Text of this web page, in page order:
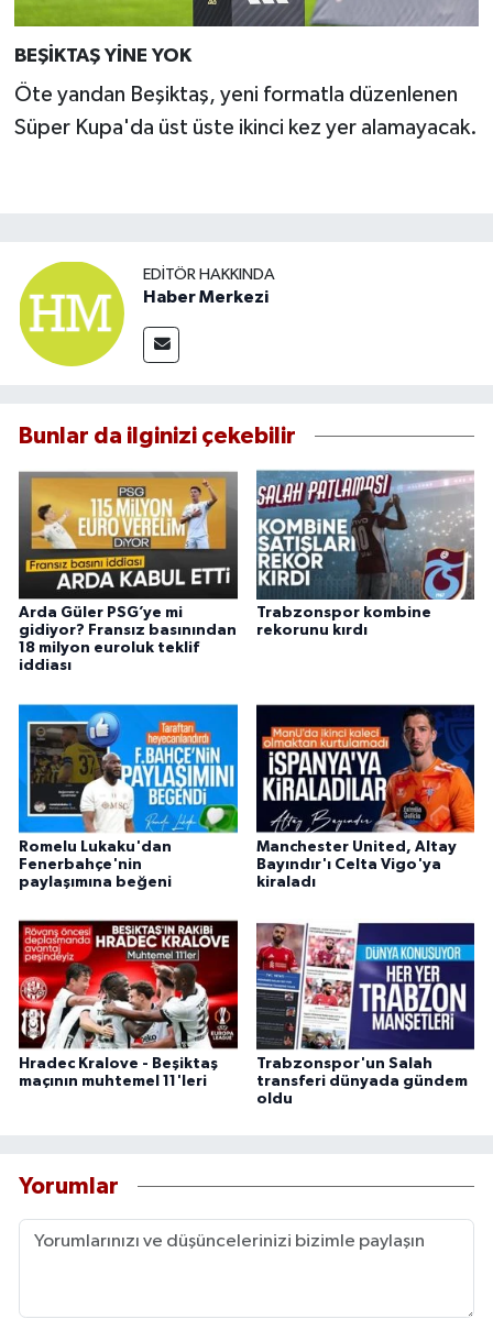
BEŞİKTAŞ YİNE YOK
Öte yandan Beşiktaş, yeni formatla düzenlenen
Süper Kupa'da üst üste ikinci kez yer alamayacak.
EDITÖR HAKKINDA
Haber Merkezi
Bunlar da ilginizi çekebilir
Arda Güler PSG’ye mi
gidiyor? Fransız basınından
18 milyon euroluk teklif
iddiası
Trabzonspor kombine
rekorunu kırdı
Romelu Lukaku'dan
Fenerbahçe'nin
paylaşımına beğeni
Manchester United, Altay
Bayındır'ı Celta Vigo'ya
kiraladı
Hradec Kralove - Beşiktaş
maçının muhtemel 11'leri
Trabzonspor'un Salah
transferi dünyada gündem
oldu
Yorumlar